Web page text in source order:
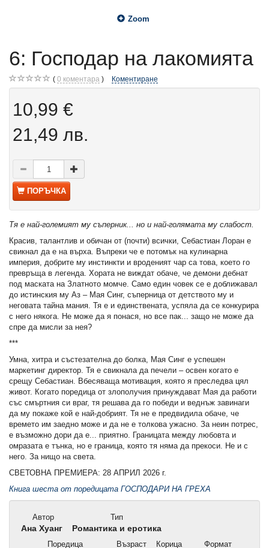
Zoom
6: Господар на лакомията
0 коментара Коментиране
10,99 €
21,49 лв.
ПОРЪЧКА
Тя е най-големият му съперник... но и най-голямата му слабост.
Красив, талантлив и обичан от (почти) всички, Себастиан Лоран е
свикнал да е на върха. Въпреки че е потомък на кулинарна
империя, добрите му инстинкти и вроденият чар са това, което го
превръща в легенда. Хората не виждат обаче, че демони дебнат
под маската на Златното момче. Само един човек се е доближавал
до истинския му Аз – Мая Синг, съперница от детството му и
неговата тайна мания. Тя е и единствената, успяла да се конкурира
с него някога. Не може да я понася, но все пак... защо не може да
спре да мисли за нея?
***
Умна, хитра и състезателна до болка, Мая Синг е успешен
маркетинг директор. Тя е свикнала да печели – освен когато е
срещу Себастиан. Вбесяваща мотивация, която я преследва цял
живот. Когато поредица от злополучия принуждават Мая да работи
със смъртния си враг, тя решава да го победи и веднъж завинаги
да му покаже кой е най-добрият. Тя не е предвидила обаче, че
времето им заедно може и да не е толкова ужасно. За неин потрес,
е възможно дори да е... приятно. Границата между любовта и
омразата е тънка, но е граница, която тя няма да прекоси. Не и с
него. За нищо на света.
СВЕТОВНА ПРЕМИЕРА: 28 АПРИЛ 2026 г.
Книга шеста от поредицата ГОСПОДАРИ НА ГРЕХА
Автор
Ана Хуанг
Тип
Романтика и еротика
Поредица
Възраст
Корица
Формат